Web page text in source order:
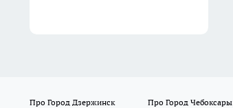
Про Город Дзержинск Про Город Чебоксары